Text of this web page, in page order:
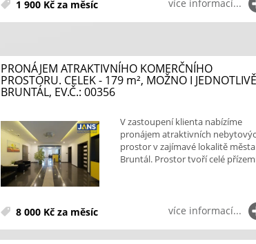
1 900 Kč za měsíc více informací...
PRONÁJEM ATRAKTIVNÍHO KOMERČNÍHO
PROSTORU. CELEK - 179 m², MOŽNO I
BRUNTÁL, EV.Č.: 00356
V zastoupení klienta nabízíme
pronájem atraktivních
prostor v zajímavé lokalitě města
Bruntál. Prostor tvoří celé
8 000 Kč za měsíc více informací...